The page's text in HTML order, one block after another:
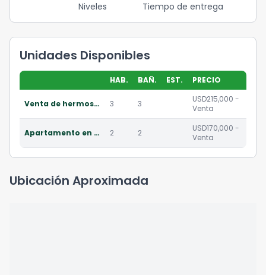
Niveles Tiempo de entrega
Unidades Disponibles
HAB. BAÑ. EST. PRECIO
Venta de hermoso penthouse residencial en punta cana 3 3
USD215,000 -
Venta
Apartamento en venta en residencial en punta cana 2 2
USD170,000 -
Venta
Ubicación Aproximada